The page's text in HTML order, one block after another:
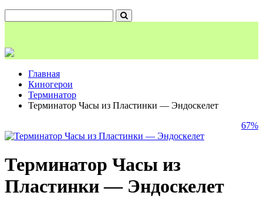
Главная
Киногерои
Терминатор
Терминатор Часы из Пластинки — Эндоскелет
67%
Терминатор Часы из
Пластинки — Эндоскелет